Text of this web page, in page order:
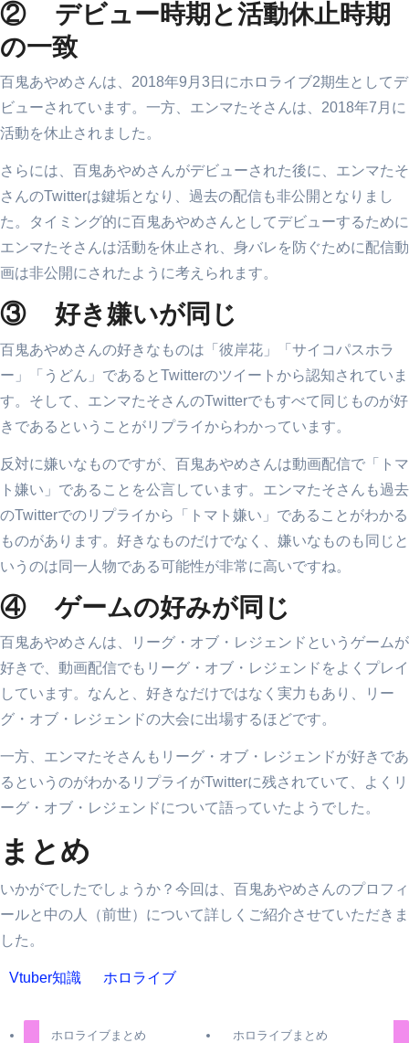
② デビュー時期と活動休止時期
の一致
百鬼あやめさんは、2018年9月3日にホロライブ2期生としてデ
ビューされています。一方、エンマたそさんは、2018年7月に
活動を休止されました。
さらには、百鬼あやめさんがデビューされた後に、エンマたそ
さんのTwitterは鍵垢となり、過去の配信も非公開となりまし
た。タイミング的に百鬼あやめさんとしてデビューするために
エンマたそさんは活動を休止され、身バレを防ぐために配信動
画は非公開にされたように考えられます。
③ 好き嫌いが同じ
百鬼あやめさんの好きなものは「彼岸花」「サイコパスホラ
ー」「うどん」であるとTwitterのツイートから認知されていま
す。そして、エンマたそさんのTwitterでもすべて同じものが好
きであるということがリプライからわかっています。
反対に嫌いなものですが、百鬼あやめさんは動画配信で「トマ
ト嫌い」であることを公言しています。エンマたそさんも過去
のTwitterでのリプライから「トマト嫌い」であることがわかる
ものがあります。好きなものだけでなく、嫌いなものも同じと
いうのは同一人物である可能性が非常に高いですね。
④ ゲームの好みが同じ
百鬼あやめさんは、リーグ・オブ・レジェンドというゲームが
好きで、動画配信でもリーグ・オブ・レジェンドをよくプレイ
しています。なんと、好きなだけではなく実力もあり、リー
グ・オブ・レジェンドの大会に出場するほどです。
一方、エンマたそさんもリーグ・オブ・レジェンドが好きであ
るというのがわかるリプライがTwitterに残されていて、よくリ
ーグ・オブ・レジェンドについて語っていたようでした。
まとめ
いかがでしたでしょうか？今回は、百鬼あやめさんのプロフィ
ールと中の人（前世）について詳しくご紹介させていただきま
した。
Vtuber知識 ホロライブ
ホロライブまとめ
ホロライブまとめ